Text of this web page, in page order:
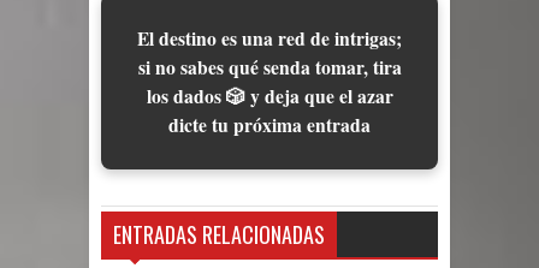
El destino es una red de intrigas;
si no sabes qué senda tomar, tira
los dados 🎲 y deja que el azar
dicte tu próxima entrada
ENTRADAS RELACIONADAS